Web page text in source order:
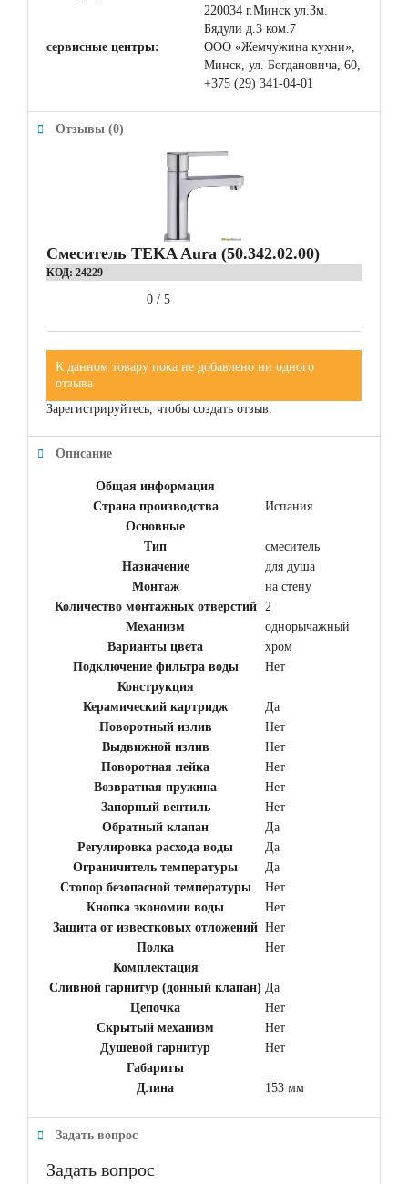
220034 г.Минск ул.Зм.
Бядули д.3 ком.7
сервисные центры:
ООО «Жемчужина кухни»,
Минск, ул. Богдановича, 60,
+375 (29) 341-04-01
Отзывы (0)
Смеситель TEKA Aura (50.342.02.00)
КОД: 24229
0 / 5
К данном товару пока не добавлено ни одного
отзыва
Зарегистрируйтесь, чтобы создать отзыв.
Описание
Общая информация
Страна производства
Испания
Основные
Тип
смеситель
Назначение
для душа
Монтаж
на стену
Количество монтажных отверстий
2
Механизм
однорычажный
Варианты цвета
хром
Подключение фильтра воды
Нет
Конструкция
Керамический картридж
Да
Поворотный излив
Нет
Выдвижной излив
Нет
Поворотная лейка
Нет
Возвратная пружина
Нет
Запорный вентиль
Нет
Обратный клапан
Да
Регулировка расхода воды
Да
Ограничитель температуры
Да
Стопор безопасной температуры
Нет
Кнопка экономии воды
Нет
Защита от известковых отложений Нет
Полка
Нет
Комплектация
Сливной гарнитур (донный клапан) Да
Цепочка
Нет
Скрытый механизм
Нет
Душевой гарнитур
Нет
Габариты
Длина
153 мм
Задать вопрос
Задать вопрос